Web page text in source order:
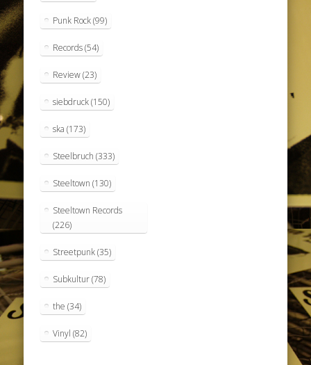
Punk Rock(99)
Records(54)
Review(23)
siebdruck(150)
ska (173)
Steelbruch (333)
Steeltown (130)
Steeltown Records
(226)
Streetpunk(35)
Subkultur(78)
the (34)
Vinyl (82)